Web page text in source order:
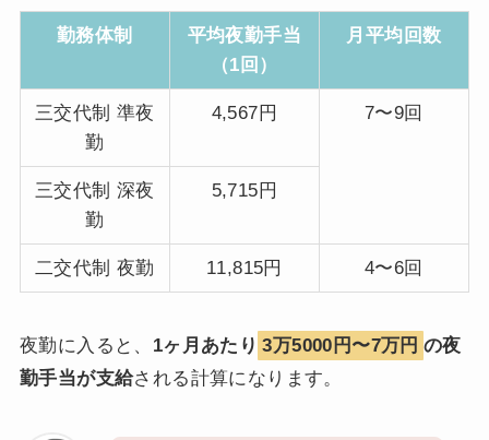
勤務体制
平均夜勤手当
（1回）
月平均回数
三交代制 準夜
勤
4,567円 7〜9回
三交代制 深夜
勤
5,715円
二交代制 夜勤 11,815円 4〜6回
夜勤に入ると、 1ヶ月あたり 3万5000円〜7万円 の夜
勤手当が支給される計算になります。